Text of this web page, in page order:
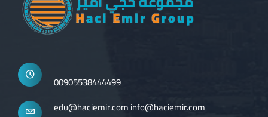
00905538444499
edu@haciemir.cominfo@haciemir.com